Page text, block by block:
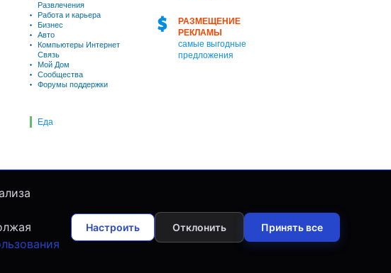
РАЗМЕЩЕНИЕ
РЕКЛАМЫ
самые выгодные
предложения
Развлечения
Работа и карьера
Бизнес
Авто
Компьютеры Интернет
Связь
Мой Дом
Сообщества
Форумы поддержки
Еда
Настроить Отклонить Принять все